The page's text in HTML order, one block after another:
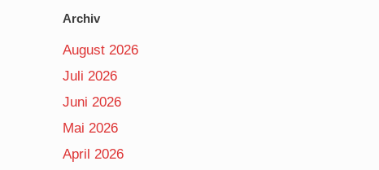
Archiv
August 2026
Juli 2026
Juni 2026
Mai 2026
April 2026